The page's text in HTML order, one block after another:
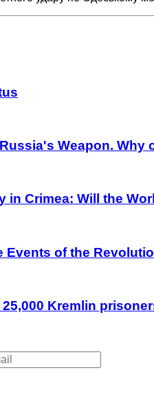
Weapon. Why
in Crimea: Will the
Events of the
Kremlin